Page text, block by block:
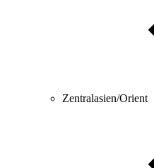
Zentralasien/Orient